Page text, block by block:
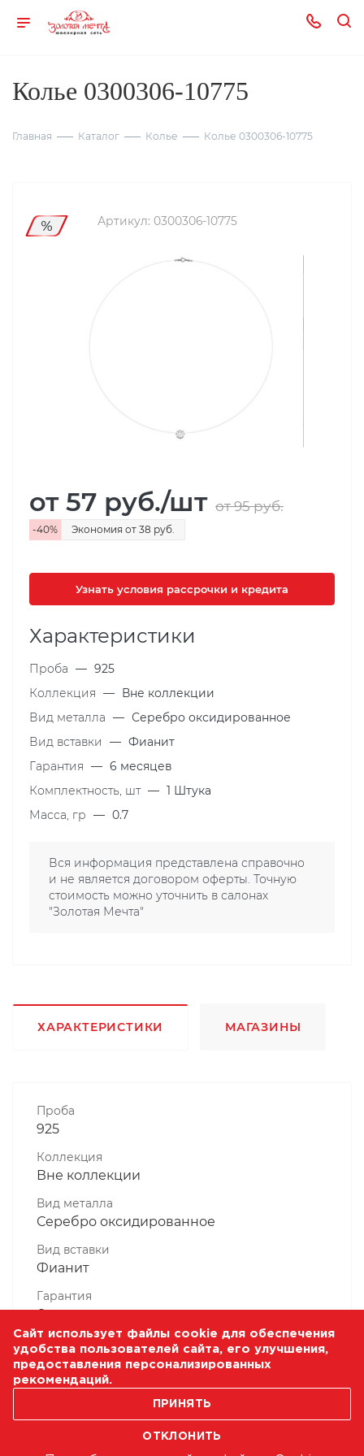
Колье 0300306-10775
Главная Каталог Колье Колье 0300306-10775
Артикул: 0300306-10775
от 57 руб./шт от 95руб.
-40% Экономия от 38 руб.
Узнать условия рассрочки и кредита
Характеристики
Проба — 925
Коллекция — Вне коллекции
Вид металла — Серебро оксидированное
Вид вставки
— Фианит
Гарантия — 6 месяцев
Комплектность, шт — 1 Штука
Масса, гр — 0.7
Вся информация представлена справочно
и не является договором оферты. Точную
стоимость можно уточнить в салонах
"Золотая Мечта"
ХАРАКТЕРИСТИКИ МАГАЗИНЫ
Проба
925
Коллекция
Вне коллекции
Вид металла
Серебро оксидированное
Вид вставки
Фианит
Гарантия
6 месяцев
Комплектность, шт
1 Штука
Масса, гр
Сайт использует файлы cookie для обеспечения
удобства пользователей сайта, его улучшения,
предоставления персонализированных
рекомендаций.
ПРИНЯТЬ
ОТКЛОНИТЬ